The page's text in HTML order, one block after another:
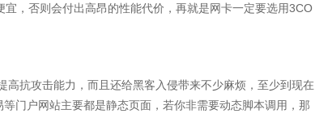
，否则会付出高昂的性能代价，再就是网卡一定要选用3CO
抗攻击能力，而且还给黑客入侵带来不少麻烦，至少到现在
门户网站主要都是静态页面，若你非需要动态脚本调用，那